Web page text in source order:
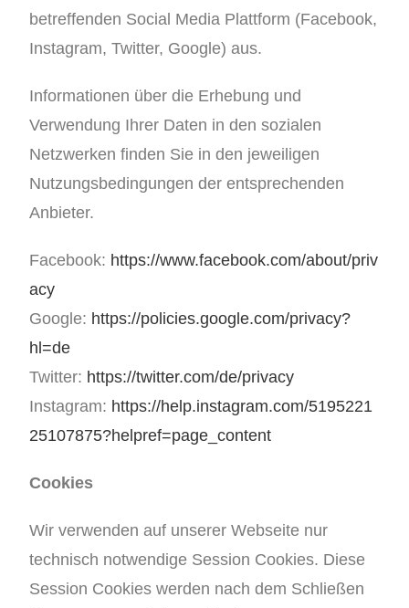
betreffenden Social Media Plattform (Facebook,
Instagram, Twitter, Google) aus.
Informationen über die Erhebung und
Verwendung Ihrer Daten in den sozialen
Netzwerken finden Sie in den jeweiligen
Nutzungsbedingungen der entsprechenden
Anbieter.
Facebook: https://www.facebook.com/about/priv
acy
Google: https://policies.google.com/privacy?
hl=de
Twitter: https://twitter.com/de/privacy
Instagram: https://help.instagram.com/5195221
25107875?helpref=page_content
Cookies
Wir verwenden auf unserer Webseite nur
technisch notwendige Session Cookies. Diese
Session Cookies werden nach dem Schließen